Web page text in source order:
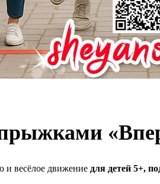
и весёлое движение для детей 5+,